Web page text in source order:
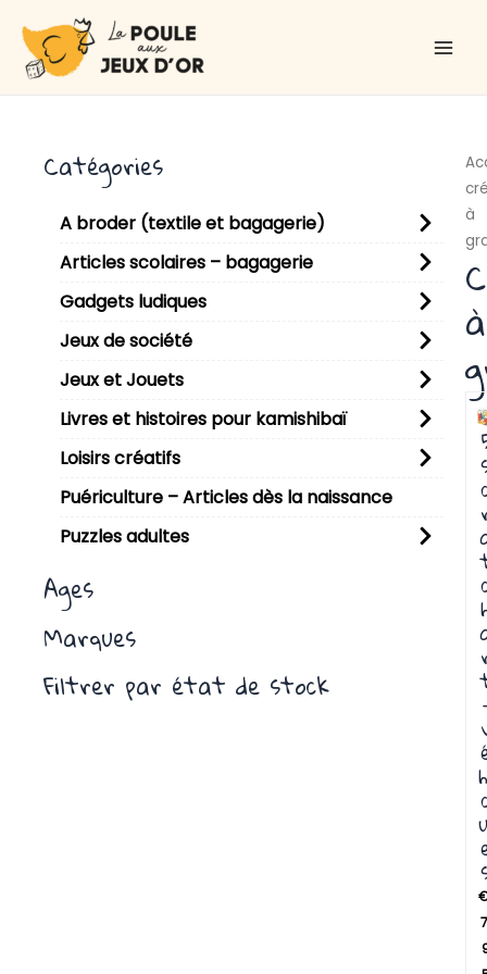
contenu
Catégories
A broder (textile et bagagerie)
Articles scolaires – bagagerie
Gadgets ludiques
Jeux de société
Jeux et Jouets
Livres et histoires pour kamishibaï
Loisirs créatifs
Puériculture – Articles dès la naissance
Puzzles adultes
Ages
Marques
Filtrer par état de stock
à
à